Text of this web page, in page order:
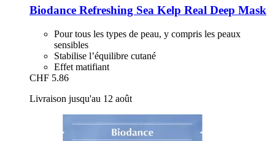
Biodance Refreshing Sea Kelp Real Deep Mask
Pour tous les types de peau, y compris les peaux
sensibles
Stabilise l’équilibre cutané
Effet matifiant
CHF 5.86
Livraison jusqu'au 12 août